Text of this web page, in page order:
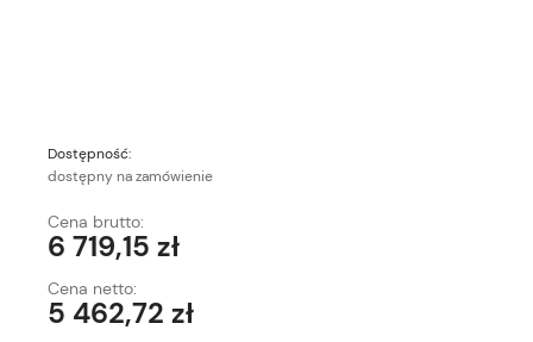
Dostępność:
dostępny na zamówienie
Cena brutto:
6 719,15 zł
Cena netto:
5 462,72 zł